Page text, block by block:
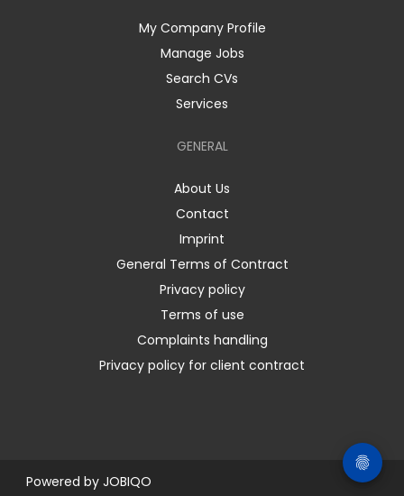
My Company Profile
Manage Jobs
Search CVs
Services
GENERAL
About Us
Contact
Imprint
General Terms of Contract
Privacy policy
Terms of use
Complaints handling
Privacy policy for client contract
Powered by JOBIQO